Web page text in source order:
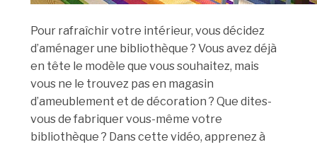
Pour rafraîchir votre intérieur, vous décidez
d’aménager une bibliothèque ? Vous avez déjà
en tête le modèle que vous souhaitez, mais
vous ne le trouvez pas en magasin
d’ameublement et de décoration ? Que dites-
vous de fabriquer vous-même votre
bibliothèque ? Dans cette vidéo, apprenez à